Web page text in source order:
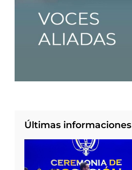
Últimas informaciones